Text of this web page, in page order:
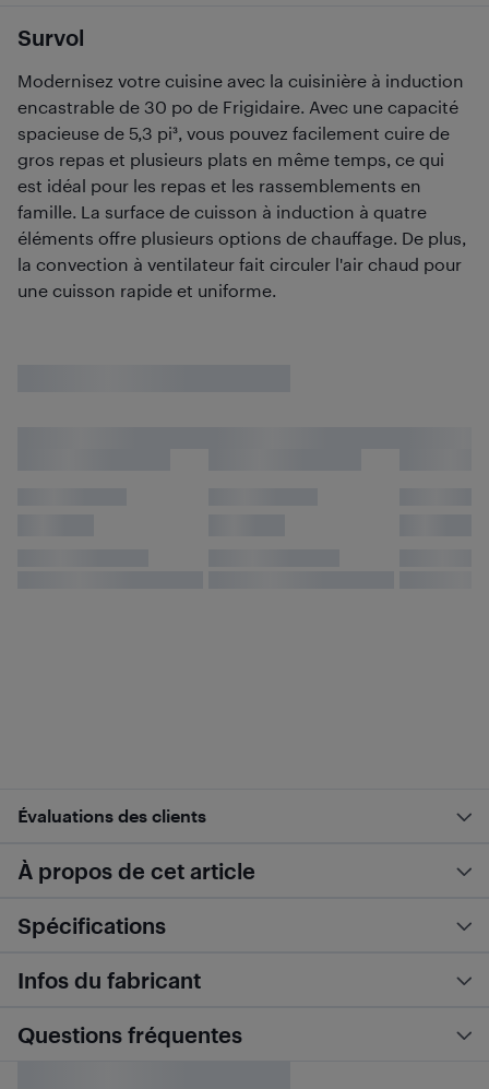
Survol
Modernisez votre cuisine avec la cuisinière à induction
encastrable de 30 po de Frigidaire. Avec une capacité
spacieuse de 5,3 pi³, vous pouvez facilement cuire de
gros repas et plusieurs plats en même temps, ce qui
est idéal pour les repas et les rassemblements en
famille. La surface de cuisson à induction à quatre
éléments offre plusieurs options de chauffage. De plus,
la convection à ventilateur fait circuler l'air chaud pour
une cuisson rapide et uniforme.
Évaluations des clients
À propos de cet article
Spécifications
Infos du fabricant
Questions fréquentes